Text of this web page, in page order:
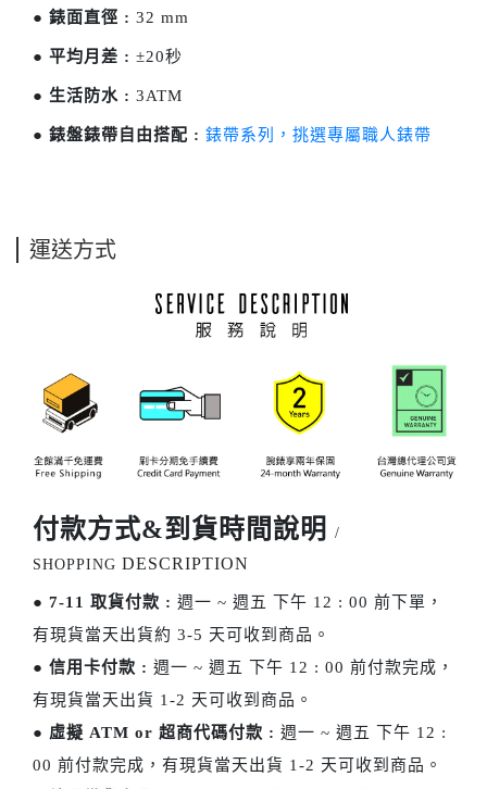
● 錶面直徑 : 32 mm
● 平均月差 : ±20秒
● 生活防水 : 3ATM
● 錶盤錶帶自由搭配 : 錶帶系列，挑選專屬職人錶帶
運送方式
付款方式&到貨時間說明
/
SHOPPING DESCRIPTION
● 7-11 取貨付款 : 週一 ~ 週五 下午 12 : 00 前下單，
有現貨當天出貨約 3-5 天可收到商品。
● 信用卡付款 : 週一 ~ 週五 下午 12 : 00 前付款完成，
有現貨當天出貨 1-2 天可收到商品。
● 虛擬 ATM or 超商代碼付款 : 週一 ~ 週五 下午 12 :
00 前付款完成，有現貨當天出貨 1-2 天可收到商品。